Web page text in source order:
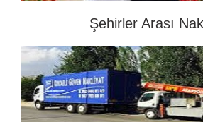
Şehirler Arası